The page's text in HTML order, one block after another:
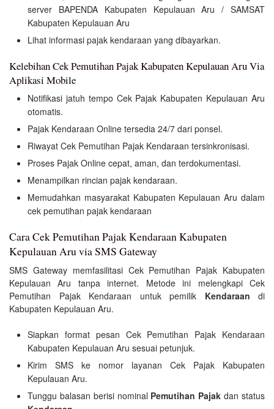
server BAPENDA Kabupaten Kepulauan Aru / SAMSAT
Kabupaten Kepulauan Aru
Lihat informasi pajak kendaraan yang dibayarkan.
Kelebihan Cek Pemutihan Pajak Kabupaten Kepulauan Aru Via
Aplikasi Mobile
Notifikasi jatuh tempo Cek Pajak Kabupaten Kepulauan Aru
otomatis.
Pajak Kendaraan Online tersedia 24/7 dari ponsel.
Riwayat Cek Pemutihan Pajak Kendaraan tersinkronisasi.
Proses Pajak Online cepat, aman, dan terdokumentasi.
Menampilkan rincian pajak kendaraan.
Memudahkan masyarakat Kabupaten Kepulauan Aru dalam
cek pemutihan pajak kendaraan
Cara Cek Pemutihan Pajak Kendaraan Kabupaten
Kepulauan Aru via SMS Gateway
SMS Gateway memfasilitasi Cek Pemutihan Pajak Kabupaten
Kepulauan Aru tanpa internet. Metode ini melengkapi Cek
Pemutihan Pajak Kendaraan untuk pemilik Kendaraan di
Kabupaten Kepulauan Aru.
Siapkan format pesan Cek Pemutihan Pajak Kendaraan
Kabupaten Kepulauan Aru sesuai petunjuk.
Kirim SMS ke nomor layanan Cek Pajak Kabupaten
Kepulauan Aru.
Tunggu balasan berisi nominal Pemutihan Pajak dan status